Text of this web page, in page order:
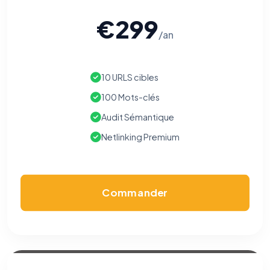
€299/an
10 URLS cibles
100 Mots-clés
Audit Sémantique
Netlinking Premium
Commander